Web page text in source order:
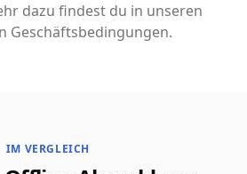
dazu findest du in unseren
Geschäftsbedingungen.
IM VERGLEICH